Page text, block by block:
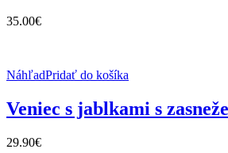
35.00€
NáhľadPridať do košíka
Veniec s jablkami s
29.90€